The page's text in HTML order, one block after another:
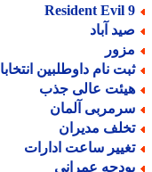
Resident Evil
آباد
نام داوطلبین انتخابات
عالی جذب
آلمان
مدیران
ساعت ادارات
عمرانی